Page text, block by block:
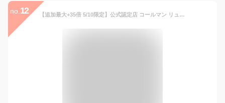
no. 12 【追加最大+35倍 5/10限定】公式認定店 コールマン リュック ウォーカー15 アウトドアブランド メンズ レディース キッズ 男子 女子 大学生 通学 軽量 軽い ミニ 小さめ 15L Coleman walker15 cpn20o